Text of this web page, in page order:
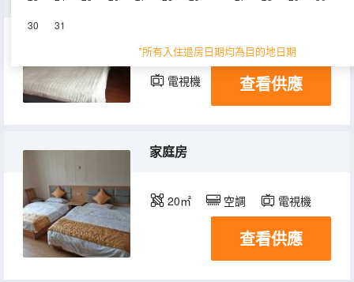
30 31
*所有入住退房日期均為目的地日期
20㎡ 1-3層 空調
電視機 查看供應
家庭房
20㎡ 空調 電視機
查看供應